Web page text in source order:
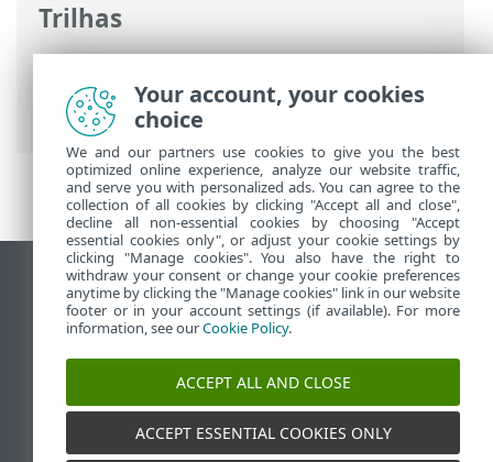
Trilhas
Ajuda on-line ESET>ESET PROTECT On-
Prem>Instalar > Instalação tudo-em-um
no Windows (recomendado)
Ver site para desktop
End of Life
Base de conhecimento ESET
ESET Status Portal
Suporte regional
Your account, your cookies
choice
We and our partners use cookies to give you the best
optimized online experience, analyze our website traffic,
and serve you with personalized ads. You can agree to the
collection of all cookies by clicking "Accept all and close",
decline all non-essential cookies by choosing "Accept
essential cookies only", or adjust your cookie settings by
clicking "Manage cookies". You also have the right to
withdraw your consent or change your cookie preferences
anytime by clicking the "Manage cookies" link in our website
footer or in your account settings (if available). For more
information, see ourCookie Policy.
ACCEPT ALL AND CLOSE
ACCEPT ESSENTIAL COOKIES ONLY